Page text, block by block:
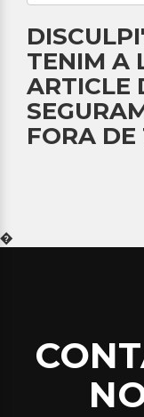
TENIM A
ARTICLE
FORA
�